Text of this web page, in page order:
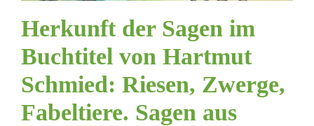
Herkunft der Sagen im
Buchtitel von Hartmut
Schmied: Riesen, Zwerge,
Fabeltiere. Sagen aus